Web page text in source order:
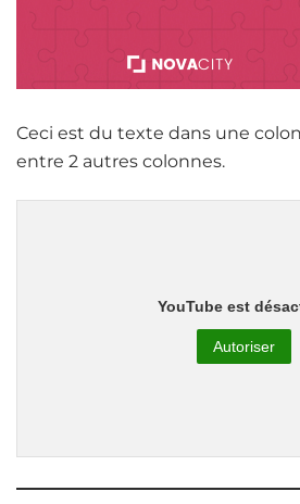
Ceci est du texte dans une
entre 2 autres colonnes.
YouTube est
Autoriser